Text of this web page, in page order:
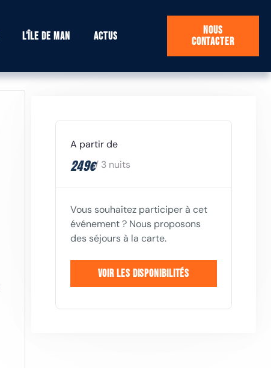
L’île de Man Actus
Nous
contacter
A partir de
249€/ 3 nuits
Vous souhaitez participer à cet
événement ? Nous proposons
des séjours à la carte.
Voir les disponibilités